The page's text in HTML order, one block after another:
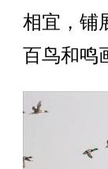
相宜，铺
百鸟和鸣